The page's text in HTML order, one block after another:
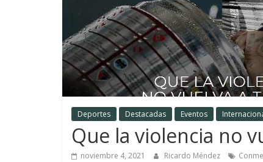
Deportes Destacadas Eventos
Que la violencia no
noviembre 4, 2021 Ricardo Méndez